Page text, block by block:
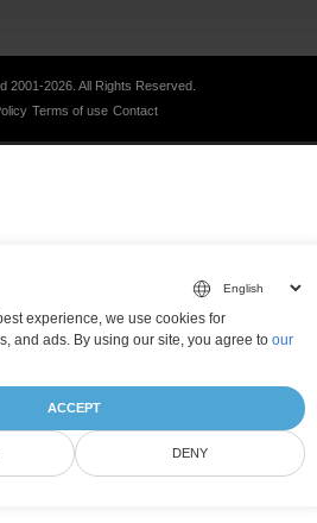
2001-2026. All Rights Reserved.
Terms of use Contact
experience, we use cookies for
and ads. By using our site, you agree toour
ACCEPT
DENY